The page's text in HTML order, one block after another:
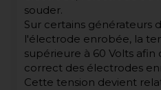
souder.
Sur certains générateurs
l'électrode enrobée, la
supérieure à 60 Volts afin
correct des électrodes
Cette tension devient